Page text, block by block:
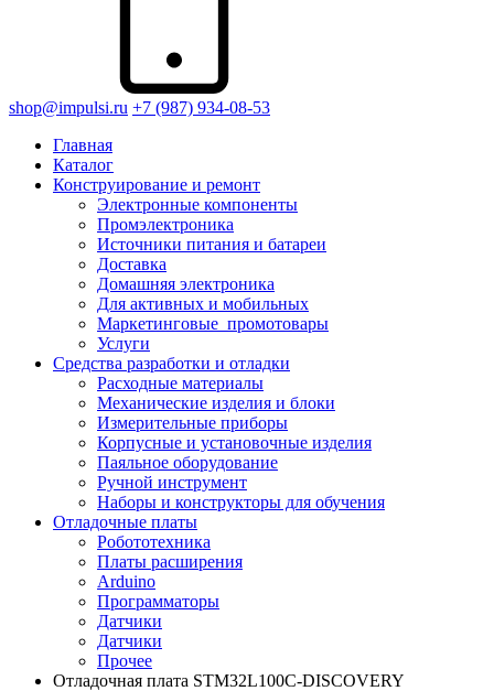
shop@impulsi.ru +7 (987) 934-08-53
Главная
Каталог
Конструирование и ремонт
Электронные компоненты
Промэлектроника
Источники питания и батареи
Доставка
Домашняя электроника
Для активных и мобильных
Маркетинговые_промотовары
Услуги
Средства разработки и отладки
Расходные материалы
Механические изделия и блоки
Измерительные приборы
Корпусные и установочные изделия
Паяльное оборудование
Ручной инструмент
Наборы и конструкторы для обучения
Отладочные платы
Робототехника
Платы расширения
Arduino
Программаторы
Датчики
Датчики
Прочее
Отладочная плата STM32L100C-DISCOVERY